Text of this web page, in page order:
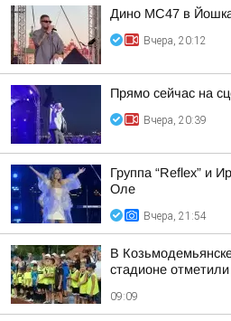
Дино МС47 в
Вчера, 20:12
Прямо сейчас на
Вчера, 20:39
Группа “Reflex” и
Оле
Вчера, 21:54
В
стадионе
09:09